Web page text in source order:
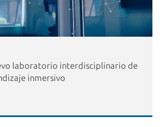
laboratorio interdisciplinario de
inmersivo